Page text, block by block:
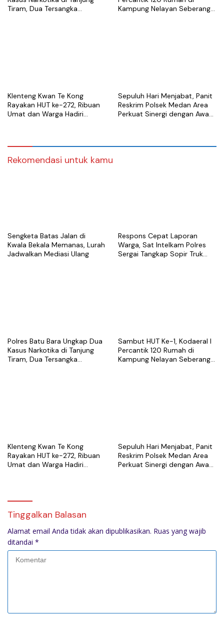
Tiram, Dua Tersangka
Kampung Nelayan Seberang
Klenteng Kwan Te Kong
Rayakan HUT ke-272, Ribuan
Umat dan Warga Hadiri
Sepuluh Hari Menjabat, Panit
Reskrim Polsek Medan Area
Perkuat Sinergi dengan Awak
Rekomendasi untuk kamu
Sengketa Batas Jalan di
Kwala Bekala Memanas, Lurah
Jadwalkan Mediasi Ulang
Respons Cepat Laporan
Warga, Sat Intelkam Polres
Sergai Tangkap Sopir Truk
Polres Batu Bara Ungkap Dua
Kasus Narkotika di Tanjung
Tiram, Dua Tersangka
Sambut HUT Ke-1, Kodaeral I
Percantik 120 Rumah di
Kampung Nelayan Seberang
Klenteng Kwan Te Kong
Rayakan HUT ke-272, Ribuan
Umat dan Warga Hadiri
Sepuluh Hari Menjabat, Panit
Reskrim Polsek Medan Area
Perkuat Sinergi dengan Awak
Tinggalkan Balasan
Alamat email Anda tidak akan dipublikasikan. Ruas yang wajib
ditandai *